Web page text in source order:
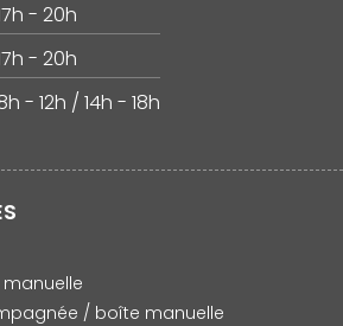
- 20h
- 20h
- 12h / 14h - 18h
/ boîte manuelle